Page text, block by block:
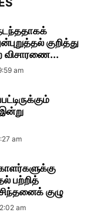
நடந்ததாகக்
குறித்து
விசாரணை...
am
am
பற்றித்
குழு
am